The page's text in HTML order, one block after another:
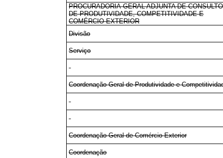
PROCURADORIA-GERAL ADJUNTA DE
DE PRODUTIVIDADE, COMPETITIVIDADE E
COMÉRCIO EXTERIOR
Divisão
Serviço
Coordenação-Geral de Produtividade e
Coordenação-Geral de Comércio Exterior
Coordenação